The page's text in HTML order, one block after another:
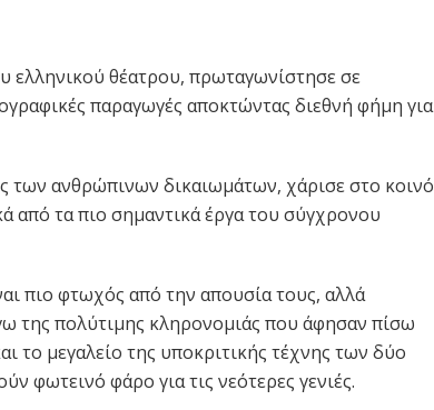
ελληνικού θέατρου, πρωταγωνίστησε σε
παραγωγές αποκτώντας διεθνή φήμη για
των ανθρώπινων δικαιωμάτων, χάρισε στο κοινό
από τα πιο σημαντικά έργα του σύγχρονου
πιο φτωχός από την απουσία τους, αλλά
της πολύτιμης κληρονομιάς που άφησαν πίσω
το μεγαλείο της υποκριτικής τέχνης των δύο
φωτεινό φάρο για τις νεότερες γενιές.